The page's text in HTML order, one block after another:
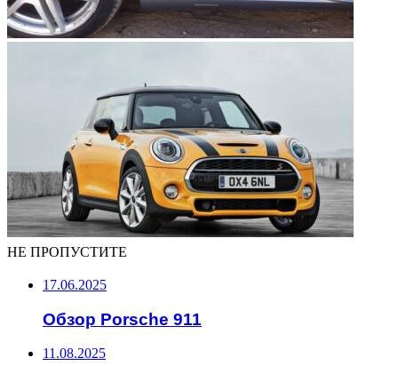
НЕ ПРОПУСТИТЕ
17.06.2025
Обзор Porsche 911
11.08.2025